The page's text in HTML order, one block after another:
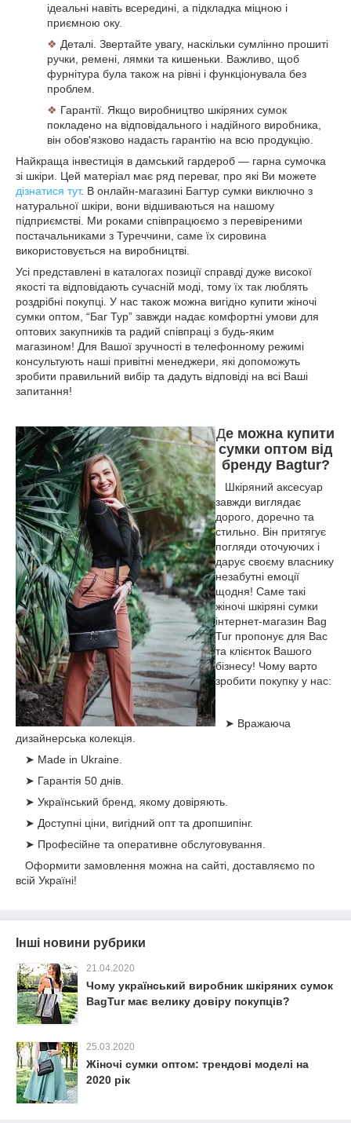
ідеальні навіть всередині, а підкладка міцною і
приємною оку.
❖ Деталі. Звертайте увагу, наскільки сумлінно прошиті
ручки, ремені, лямки та кишеньки. Важливо, щоб
фурнітура була також на рівні і функціонувала без
проблем.
❖ Гарантії. Якщо виробництво шкіряних сумок
покладено на відповідального і надійного виробника,
він обов'язково надасть гарантію на всю продукцію.
Найкраща інвестиція в дамський гардероб — гарна сумочка
зі шкіри. Цей матеріал має ряд переваг, про які Ви можете
дізнатися тут. В онлайн-магазині Багтур сумки виключно з
натуральної шкіри, вони відшиваються на нашому
підприємстві. Ми роками співпрацюємо з перевіреними
постачальниками з Туреччини, саме їх сировина
використовується на виробництві.
Усі представлені в каталогах позиції справді дуже високої
якості та відповідають сучасній моді, тому їх так люблять
роздрібні покупці. У нас також можна вигідно купити жіночі
сумки оптом, “Баг Тур” завжди надає комфортні умови для
оптових закупників та радий співпраці з будь-яким
магазином! Для Вашої зручності в телефонному режимі
консультують наші привітні менеджери, які допоможуть
зробити правильний вибір та дадуть відповіді на всі Ваші
запитання!
Де можна купити
сумки оптом від
бренду Bagtur?
Шкіряний аксесуар
завжди виглядає
дорого, доречно та
стильно. Він притягує
погляди оточуючих і
дарує своєму власнику
незабутні емоції
щодня! Саме такі
жіночі шкіряні сумки
інтернет-магазин Bag
Tur пропонує для Вас
та клієнток Вашого
бізнесу! Чому варто
зробити покупку у нас:
➤ Вражаюча
дизайнерська колекція.
➤ Made in Ukraine.
➤ Гарантія 50 днів.
➤ Український бренд, якому довіряють.
➤ Доступні ціни, вигідний опт та дропшипінг.
➤ Професійне та оперативне обслуговування.
Оформити замовлення можна на сайті, доставляємо по
всій Україні!
Інші новини рубрики
21.04.2020
Чому український виробник шкіряних сумок
BagTur має велику довіру покупців?
25.03.2020
Жіночі сумки оптом: трендові моделі на
2020 рік